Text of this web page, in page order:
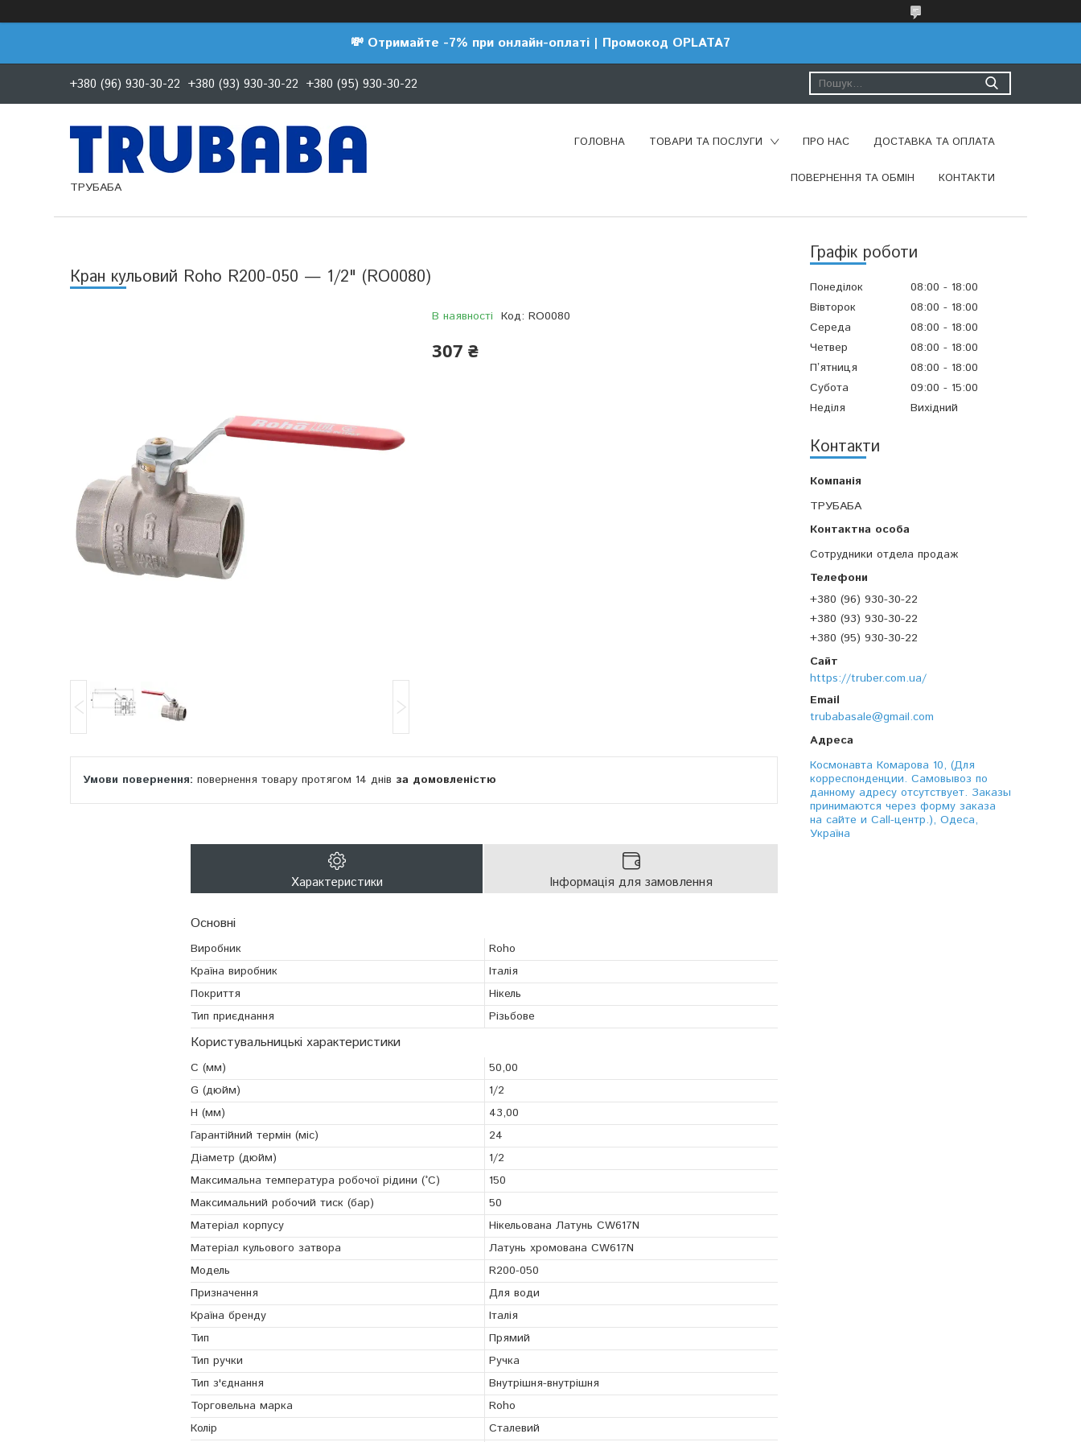
💸 Отримайте -7% при онлайн-оплаті | Промокод OPLATA7
+380 (96) 930-30-22 +380 (93) 930-30-22 +380 (95) 930-30-22
ТРУБАБА
ГОЛОВНА ТОВАРИ ТА ПОСЛУГИ ПРО НАС ДОСТАВКА ТА ОПЛАТА
ПОВЕРНЕННЯ ТА ОБМІН КОНТАКТИ
Графік роботи
Понеділок 08:00
18:00
Вівторок
08:00
18:00
Середа
08:00
18:00
Четвер
08:00
18:00
Пʼятниця
08:00
18:00
Субота
09:00
15:00
Неділя
Вихідний
Контакти
ТРУБАБА
Сотрудники отдела продаж
+380 (96) 930-30-22
+380 (93) 930-30-22
+380 (95) 930-30-22
https://truber.com.ua/
trubabasale@gmail.com
Космонавта Комарова 10, (Для
корреспонденции. Самовывоз по
данному адресу отсутствует. Заказы
принимаются через форму заказа
на сайте и Call-центр.), Одеса,
Україна
Кран кульовий Roho R200-050 — 1/2" (RO0080)
В наявності Код: RO0080
307 ₴
повернення товару протягом 14 днів за домовленістю
Характеристики Інформація для замовлення
Основні
Виробник
Roho
Країна виробник
Італія
Покриття
Нікель
Тип приєднання
Різьбове
Користувальницькі характеристики
C (мм)
50,00
G (дюйм)
1/2
H (мм)
43,00
Гарантійний термін (міс)
24
Діаметр (дюйм)
1/2
Максимальна температура робочої рідини (°С)
150
Максимальний робочий тиск (бар)
50
Матеріал корпусу
Нікельована Латунь CW617N
Матеріал кульового затвора
Латунь хромована CW617N
Модель
R200-050
Призначення
Для води
Країна бренду
Італія
Тип
Прямий
Тип ручки
Ручка
Тип з'єднання
Внутрішня-внутрішня
Торговельна марка
Roho
Колір
Сталевий